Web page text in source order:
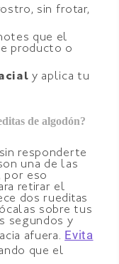
sin frotar,
que el
producto o
y aplica tu
de algodón?
responderte
una de las
por eso
retirar el
dos rueditas
sobre tus
segundos y
afuera. Evita
que el